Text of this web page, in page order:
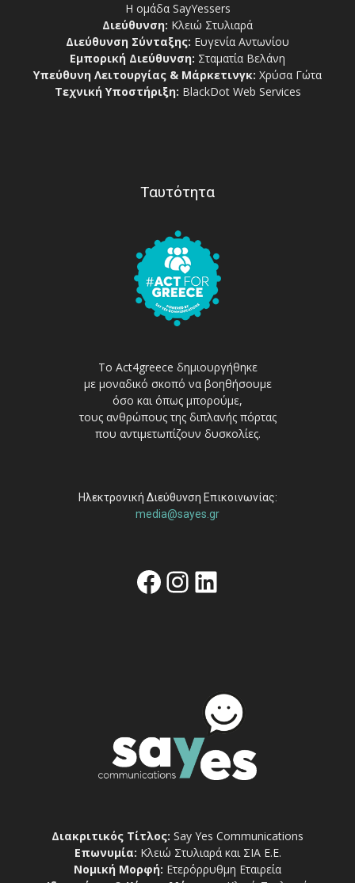
Η ομάδα SayYessers
Διεύθυνση: Κλειώ Στυλιαρά
Διεύθυνση Σύνταξης: Ευγενία Αντωνίου
Εμπορική Διεύθυνση: Σταματία Βελάνη
Υπεύθυνη Λειτουργίας & Μάρκετινγκ: Χρύσα Γώτα
Τεχνική Υποστήριξη: BlackDot Web Services
Ταυτότητα
Το Act4greece δημιουργήθηκε
με μοναδικό σκοπό να βοηθήσουμε
όσο και όπως μπορούμε,
τους ανθρώπους της διπλανής πόρτας
που αντιμετωπίζουν δυσκολίες.
Ηλεκτρονική Διεύθυνση Επικοινωνίας:
media@sayes.gr
Facebook
Instagram
Linkedin
Διακριτικός Τίτλος: Say Yes Communications
Επωνυμία: Κλειώ Στυλιαρά και ΣΙΑ Ε.Ε.
Νομική Μορφή: Ετερόρρυθμη Εταιρεία